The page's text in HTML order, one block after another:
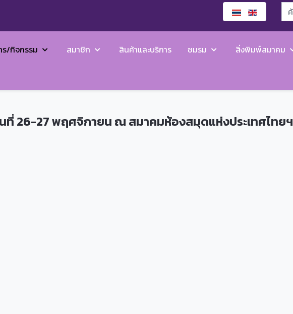
ร/กิจกรรม สมาชิก สินค้าและบริการ ชมรม สิ่งพิมพ์สมาคม
ที่ 26-27 พฤศจิกายน ณ สมาคมห้องสมุดแห่งประเทศไทยฯ